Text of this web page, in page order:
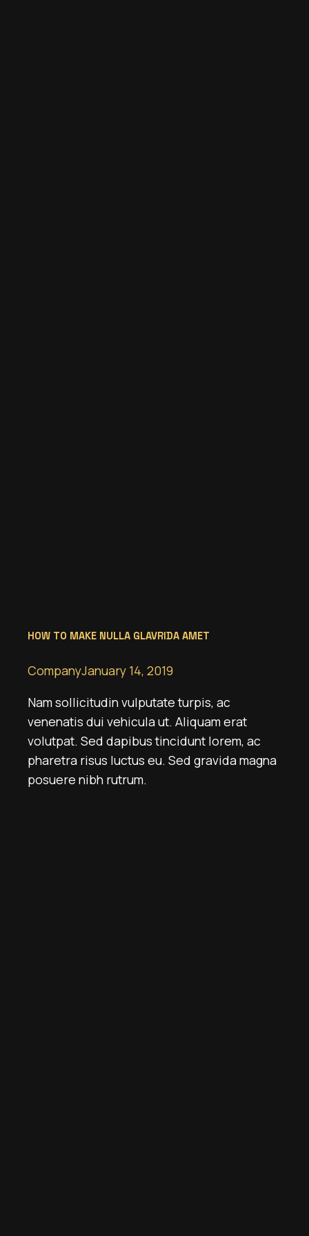
HOW TO MAKE NULLA GLAVRIDA AMET
CompanyJanuary 14, 2019
Nam sollicitudin vulputate turpis, ac
venenatis dui vehicula ut. Aliquam erat
volutpat. Sed dapibus tincidunt lorem, ac
pharetra risus luctus eu. Sed gravida magna
posuere nibh rutrum.